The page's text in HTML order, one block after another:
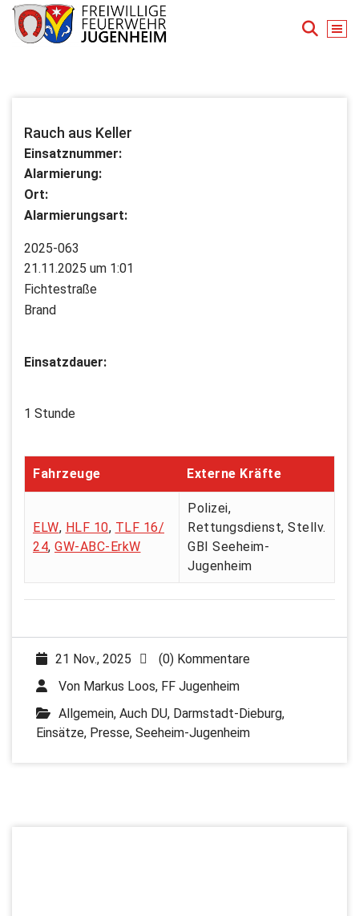
Zum
Inhalt
springen
Rauch aus Keller
Einsatznummer:
Alarmierung:
Ort:
Alarmierungsart:
2025-063
21.11.2025 um 1:01
Fichtestraße
Brand
Einsatzdauer:
1 Stunde
Fahrzeuge Externe Kräfte
ELW, HLF 10, TLF 16/
24, GW-ABC-ErkW
Polizei,
Rettungsdienst, Stellv.
GBI Seeheim-
Jugenheim
21 Nov., 2025
(0) Kommentare
Von Markus Loos, FF Jugenheim
Allgemein, Auch DU, Darmstadt-Dieburg,
Einsätze, Presse, Seeheim-Jugenheim